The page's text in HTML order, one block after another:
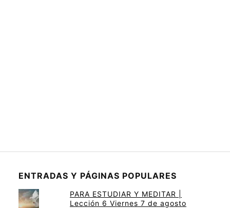
ENTRADAS Y PÁGINAS POPULARES
PARA ESTUDIAR Y MEDITAR |
Lección 6 Viernes 7 de agosto